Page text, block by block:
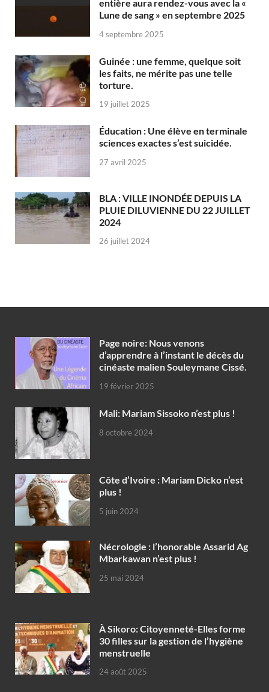
entière aura rendez-vous avec la «
Lune de sang » en septembre 2025
4 septembre 2025
Guinée : une femme, quelque soit
les faits, ne mérite pas une telle
torture.
19 juillet 2025
Éducation : Une élève en terminale
sciences exactes s’est suicidée.
27 avril 2025
BLA : VILLE INONDÉE DEPUIS LA
PLUIE DILUVIENNE DU 22 JUILLET
2024
26 juillet 2024
Page noire: Nous venons
d’apprendre à l’instant le décès du
cinéaste malien Souleymane Cissé.
19 février 2025
Mali: Mariam Sissoko n’est plus !
8 octobre 2024
Côte d’Ivoire : Mariam Dicko n’est
plus !
5 juin 2024
Nécrologie : l’honorable Assarid Ag
Mbarkawan n’est plus !
25 mai 2024
À Sikoro: Citoyenneté-Elles forme
30 filles sur la gestion de l’hygiène
menstruelle
24 août 2025